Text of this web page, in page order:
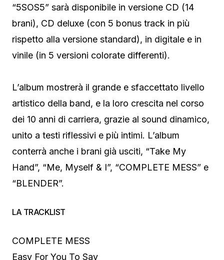
“5SOS5” sarà disponibile in versione CD (14
brani), CD deluxe (con 5 bonus track in più
rispetto alla versione standard), in digitale e in
vinile (in 5 versioni colorate differenti).
L’album mostrerà il grande e sfaccettato livello
artistico della band, e la loro crescita nel corso
dei 10 anni di carriera, grazie al sound dinamico,
unito a testi riflessivi e più intimi. L’album
conterrà anche i brani già usciti, “Take My
Hand”, “Me, Myself & I”, “COMPLETE MESS” e
“BLENDER”.
LA TRACKLIST
COMPLETE MESS
Easy For You To Say